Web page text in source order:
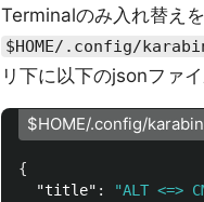
Terminalのみ入れ替えを
$HOME/.config/
リ下に以下のjsonファイ
$HOME/.config/
{
"title" : "ALT <=>